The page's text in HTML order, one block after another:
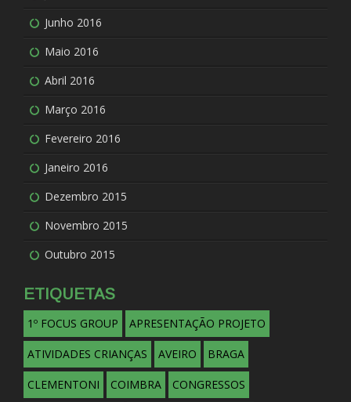
Junho 2016
Maio 2016
Abril 2016
Março 2016
Fevereiro 2016
Janeiro 2016
Dezembro 2015
Novembro 2015
Outubro 2015
ETIQUETAS
1º FOCUS GROUP APRESENTAÇÃO PROJETO
ATIVIDADES CRIANÇAS AVEIRO BRAGA
CLEMENTONI COIMBRA CONGRESSOS